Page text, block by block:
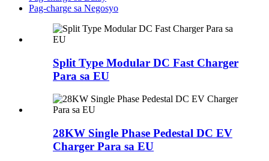
Pag-charge sa Negosyo
Split Type Modular DC Fast Charger
Para sa EU
28KW Single Phase Pedestal DC EV
Charger Para sa EU